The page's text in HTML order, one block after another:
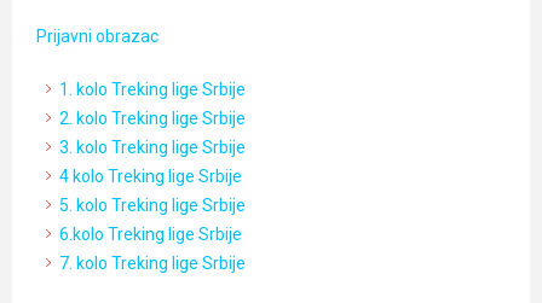
Prijavni obrazac
1. kolo Treking lige Srbije
2. kolo Treking lige Srbije
3. kolo Treking lige Srbije
4 kolo Treking lige Srbije
5. kolo Treking lige Srbije
6.kolo Treking lige Srbije
7. kolo Treking lige Srbije